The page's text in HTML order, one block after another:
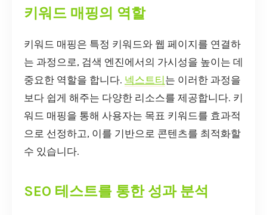
키워드 매핑의 역할
키워드 매핑은 특정 키워드와 웹 페이지를 연결하
는 과정으로, 검색 엔진에서의 가시성을 높이는 데
중요한 역할을 합니다. 넥스트티 는 이러한 과정을
보다 쉽게 해주는 다양한 리소스를 제공합니다. 키
워드 매핑을 통해 사용자는 목표 키워드를 효과적
으로 선정하고, 이를 기반으로 콘텐츠를 최적화할
수 있습니다.
SEO 테스트를 통한 성과 분석